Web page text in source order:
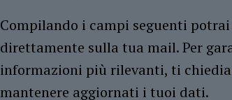
Compilando i campi seguenti
direttamente sulla tua mail. Per
informazioni più rilevanti, ti
mantenere aggiornati i tuoi dati.